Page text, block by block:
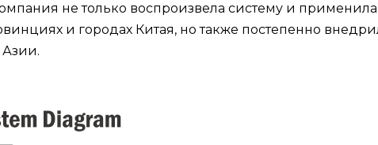
не только воспроизвела систему и
и городах Китая, но также постепенно